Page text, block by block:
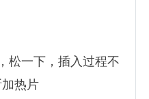
松一下，插入过程不
热片